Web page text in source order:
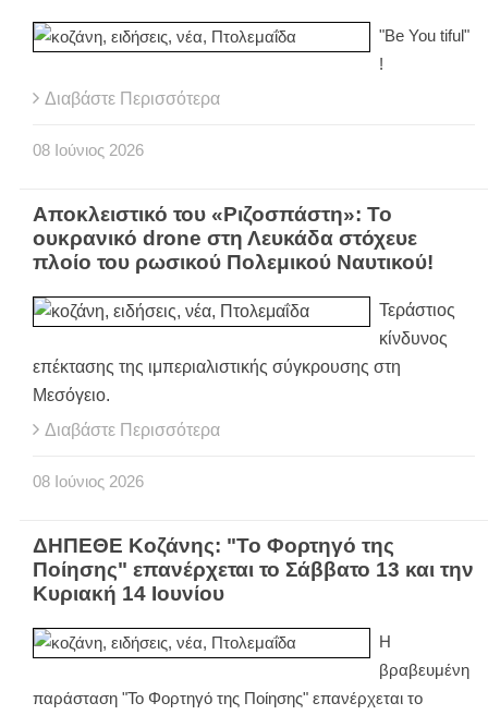
"Be You tiful"
!
Διαβάστε Περισσότερα
08 Ιούνιος 2026
Αποκλειστικό του «Ριζοσπάστη»: Το
ουκρανικό drone στη Λευκάδα στόχευε
πλοίο του ρωσικού Πολεμικού Ναυτικού!
Τεράστιος
κίνδυνος
επέκτασης της ιμπεριαλιστικής σύγκρουσης στη
Μεσόγειο.
Διαβάστε Περισσότερα
08 Ιούνιος 2026
ΔΗΠΕΘΕ Κοζάνης: "Το Φορτηγό της
Ποίησης" επανέρχεται το Σάββατο 13 και την
Κυριακή 14 Ιουνίου
Η
βραβευμένη
παράσταση "Το Φορτηγό της Ποίησης" επανέρχεται το